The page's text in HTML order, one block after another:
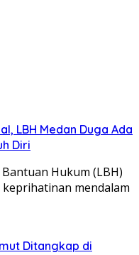
LBH Medan Duga Ada
Diri
Bantuan Hukum (LBH)
mendalam
Ditangkap di